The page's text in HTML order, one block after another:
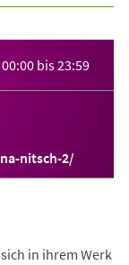
00:00 bis23:59
nitsch-2/
in ihrem Werk